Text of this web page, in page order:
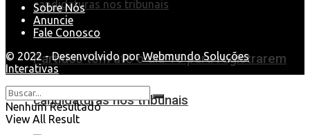
Partidos têm até o dia 15 para registrarem
candidaturas nos tribunais
Sobre Nós
Anuncie
Fale Conosco
© 2022 - Desenvolvido porWebmundo Soluções
Interativas
Nenhum Resultado
View All Result